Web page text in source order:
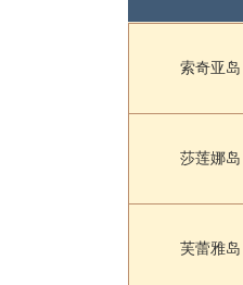
索奇亚岛
莎莲娜岛
芙蕾雅岛